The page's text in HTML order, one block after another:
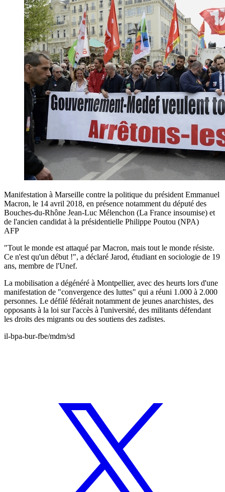
Manifestation à Marseille contre la politique du président Emmanuel
Macron, le 14 avril 2018, en présence notamment du député des
Bouches-du-Rhône Jean-Luc Mélenchon (La France insoumise) et
de l'ancien candidat à la présidentielle Philippe Poutou (NPA)
AFP
"Tout le monde est attaqué par Macron, mais tout le monde résiste.
Ce n'est qu'un début !", a déclaré Jarod, étudiant en sociologie de 19
ans, membre de l'Unef.
La mobilisation a dégénéré à Montpellier, avec des heurts lors d'une
manifestation de "convergence des luttes" qui a réuni 1.000 à 2.000
personnes. Le défilé fédérait notamment de jeunes anarchistes, des
opposants à la loi sur l'accès à l'université, des militants défendant
les droits des migrants ou des soutiens des zadistes.
il-bpa-bur-fbe/mdm/sd